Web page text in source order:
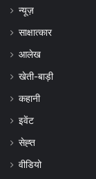
न्यूज़
साक्षात्कार
आलेख
खेती-बाड़ी
कहानी
इवेंट
सेह्त
वीडियो